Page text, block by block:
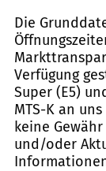
Die
Verfügung
Super (E5)
MTS-K an
keine
und/oder